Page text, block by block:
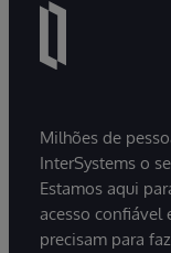
Milhões de
InterSystems o
Estamos aqui
acesso confiável
precisam para